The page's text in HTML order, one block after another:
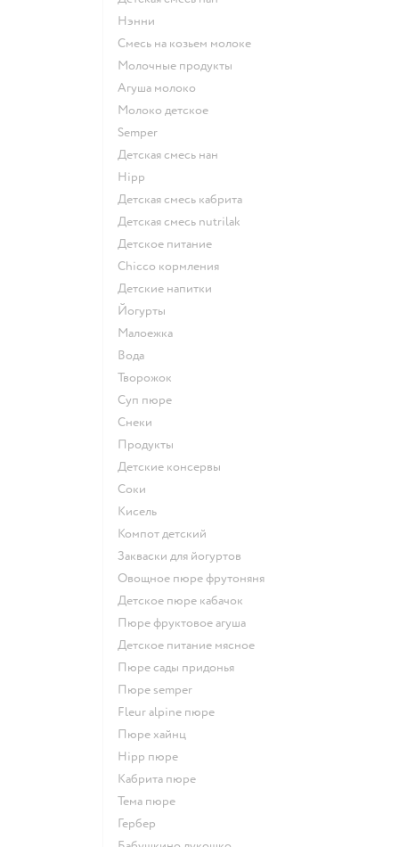
нэнни
смесь на козьем молоке
молочные продукты
агуша молоко
молоко детское
semper
детская смесь нан
hipp
детская смесь кабрита
детская смесь nutrilak
детское питание
chicco кормления
детские напитки
йогурты
малоежка
Вода
творожок
суп пюре
Снеки
Продукты
детские консервы
Соки
кисель
компот детский
Закваски для йогуртов
овощное пюре фрутоняня
детское пюре кабачок
пюре фруктовое агуша
детское питание мясное
пюре сады придонья
пюре semper
fleur alpine пюре
пюре хайнц
hipp пюре
кабрита пюре
тема пюре
гербер